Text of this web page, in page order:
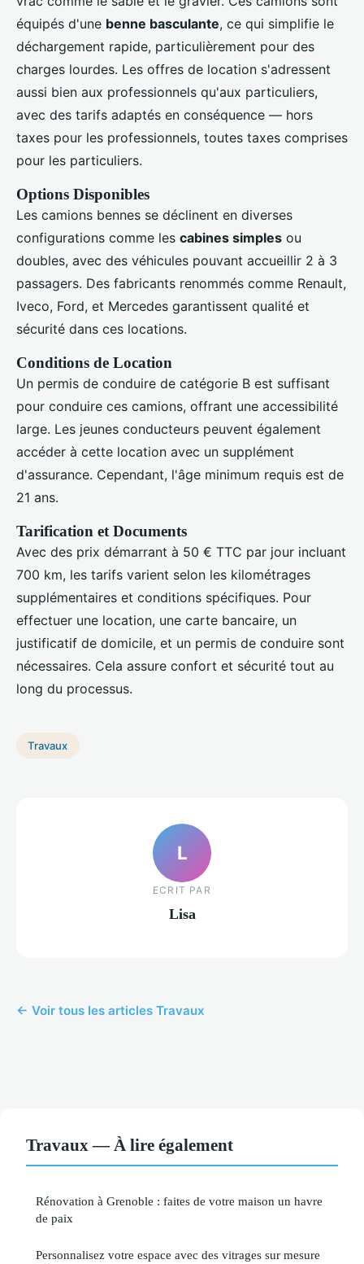
équipés d'une benne basculante, ce qui simplifie le
déchargement rapide, particulièrement pour des
charges lourdes. Les offres de location s'adressent
aussi bien aux professionnels qu'aux particuliers,
avec des tarifs adaptés en conséquence — hors
taxes pour les professionnels, toutes taxes comprises
pour les particuliers.
Options Disponibles
Les camions bennes se déclinent en diverses
configurations comme les cabines simples ou
doubles, avec des véhicules pouvant accueillir 2 à 3
passagers. Des fabricants renommés comme Renault,
Iveco, Ford, et Mercedes garantissent qualité et
sécurité dans ces locations.
Conditions de Location
Un permis de conduire de catégorie B est suffisant
pour conduire ces camions, offrant une accessibilité
large. Les jeunes conducteurs peuvent également
accéder à cette location avec un supplément
d'assurance. Cependant, l'âge minimum requis est de
21 ans.
Tarification et Documents
Avec des prix démarrant à 50 € TTC par jour incluant
700 km, les tarifs varient selon les kilométrages
supplémentaires et conditions spécifiques. Pour
effectuer une location, une carte bancaire, un
justificatif de domicile, et un permis de conduire sont
nécessaires. Cela assure confort et sécurité tout au
long du processus.
Travaux
L
ECRIT PAR
Lisa
← Voir tous les articles Travaux
Travaux — À lire également
Rénovation à Grenoble : faites de votre maison un havre
de paix
Personnalisez votre espace avec des vitrages sur mesure